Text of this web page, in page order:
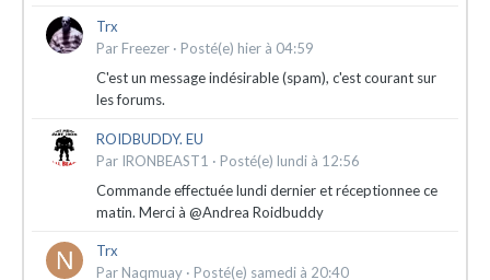
Trx
Par Freezer · Posté(e) hier à 04:59
C'est un message indésirable (spam), c'est courant sur
les forums.
ROIDBUDDY. EU
Par IRONBEAST1 · Posté(e) lundi à 12:56
Commande effectuée lundi dernier et réceptionnee ce
matin. Merci à @Andrea Roidbuddy
Trx
Par Naqmuay · Posté(e) samedi à 20:40